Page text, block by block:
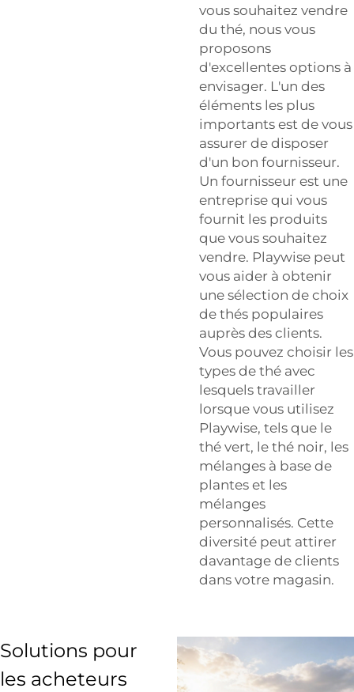
vous souhaitez vendre
du thé, nous vous
proposons
d'excellentes options à
envisager. L'un des
éléments les plus
importants est de vous
assurer de disposer
d'un bon fournisseur.
Un fournisseur est une
entreprise qui vous
fournit les produits
que vous souhaitez
vendre. Playwise peut
vous aider à obtenir
une sélection de choix
de thés populaires
auprès des clients.
Vous pouvez choisir les
types de thé avec
lesquels travailler
lorsque vous utilisez
Playwise, tels que le
thé vert, le thé noir, les
mélanges à base de
plantes et les
mélanges
personnalisés. Cette
diversité peut attirer
davantage de clients
dans votre magasin.
Solutions pour
les acheteurs